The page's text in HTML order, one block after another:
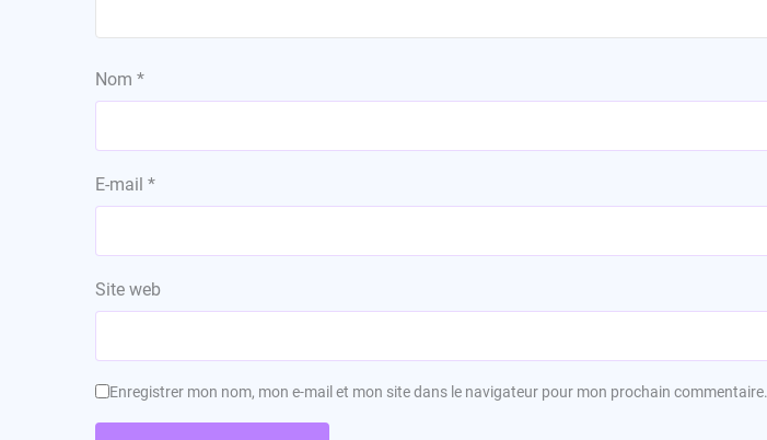
Nom *
E-mail *
Site web
Enregistrer mon nom, mon e-mail et mon site dans le navigateur pour mon prochain commentaire.